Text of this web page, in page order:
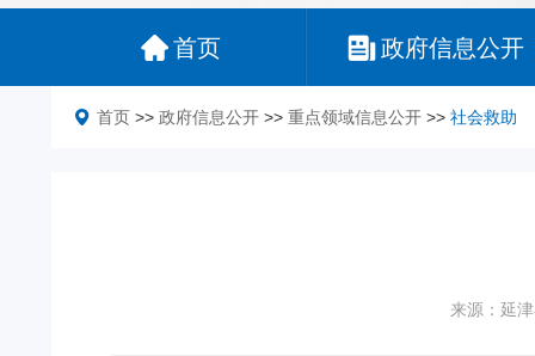
首页 政府信息公开
首页 >> 政府信息公开 >> 重点领域信息公开 >> 社会救助
来源：延